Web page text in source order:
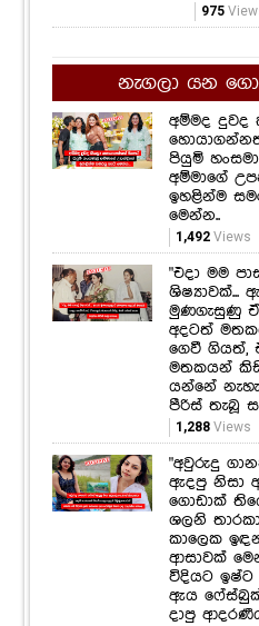
975
නැගලා යන
අම්මද දුවද
හොයාගන්නත්
පියුමි
අම්මාගේ
ඉහළින්ම
මෙන්න..
1,492 Views
"එදා මම
ශිෂ්‍යාවක්...
මුණගැසුණු
අදටත්
ගෙවී ගියත්,
මතකයන්
යන්නේ
පීරිස් තැබූ
1,288 Views
"අවුරුදු
ඇදපු නිසා
ගොඩාක්
ශලනි
කාලෙක
ආසාවක්
විදියට ඉෂ්ට
ඇය
දාපු